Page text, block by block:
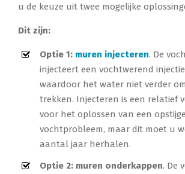
u de keuze uit twee mogelijke
Dit zijn:
Optie 1: muren injecteren. De
injecteert een vochtwerend
waardoor het water niet verder
trekken. Injecteren is een relatief
voor het oplossen van een
vochtprobleem, maar dit moet u
aantal jaar herhalen.
Optie 2: muren onderkappen. De